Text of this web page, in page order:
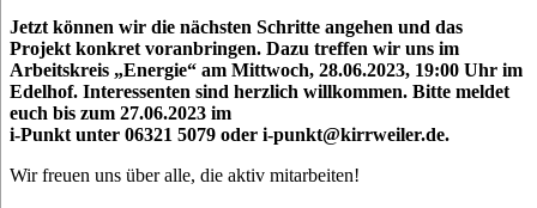
Jetzt können wir die nächsten Schritte angehen und das
Projekt konkret voranbringen. Dazu treffen wir uns im
Arbeitskreis „Energie“ am Mittwoch, 28.06.2023, 19:00 Uhr im
Edelhof. Interessenten sind herzlich willkommen. Bitte meldet
euch bis zum 27.06.2023 im
i-Punkt unter 06321 5079 oder i-punkt@kirrweiler.de.
Wir freuen uns über alle, die aktiv mitarbeiten!